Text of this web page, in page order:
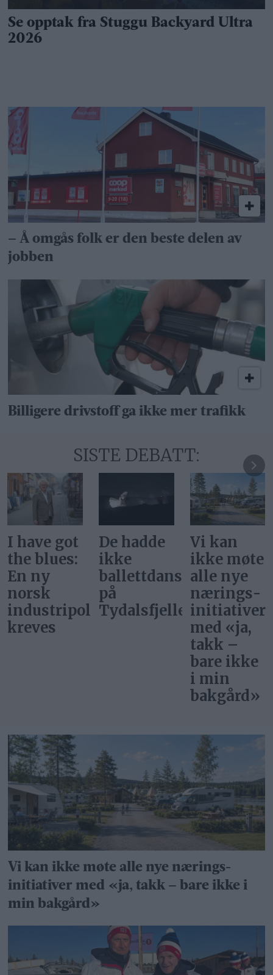
– Å omgås folk er den beste delen av
jobben
Billigere drivstoff ga ikke mer trafikk
SISTE DEBATT:
De hadde
ikke
ballettdansere
på
Tydalsfjellet
Vi kan
ikke møte
alle nye
nærings­
initiativer
Svar på
«Gi alle
barn en
rettferdig
start»
Vi kan ikke møte alle nye nærings­
initiativer med «ja, takk – bare ikke i
min bakgård»